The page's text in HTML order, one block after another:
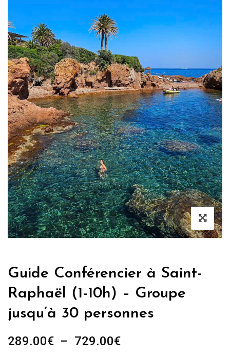
Guide Conférencier à Saint-
Raphaël (1-10h) – Groupe
jusqu’à 30 personnes
289.00€ – 729.00€Plage